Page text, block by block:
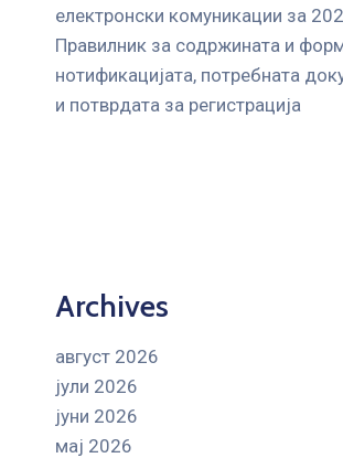
електронски комуникации за
Правилник за содржината и
нотификацијата, потребната
и потврдата за регистрација
Archives
август 2026
јули 2026
јуни 2026
мај 2026